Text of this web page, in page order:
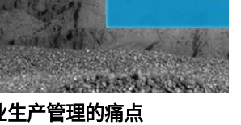
生产管理的痛点